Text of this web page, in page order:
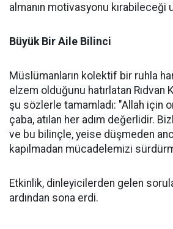
almanın motivasyonu kırabileceği
Büyük Bir Aile Bilinci
Müslümanların kolektif bir ruhla
elzem olduğunu hatırlatan Rıdvan
şu sözlerle tamamladı: "Allah için
çaba, atılan her adım değerlidir.
ve bu bilinçle, yeise düşmeden
kapılmadan mücadelemizi
Etkinlik, dinleyicilerden gelen
ardından sona erdi.